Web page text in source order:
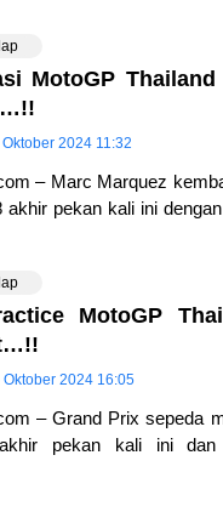
MotoGP
2024 11:32
– Marc Marquez
akhir pekan kali ini
MotoGP
Oktober 2024 16:05
– Grand Prix sepeda
pekan kali ini dan